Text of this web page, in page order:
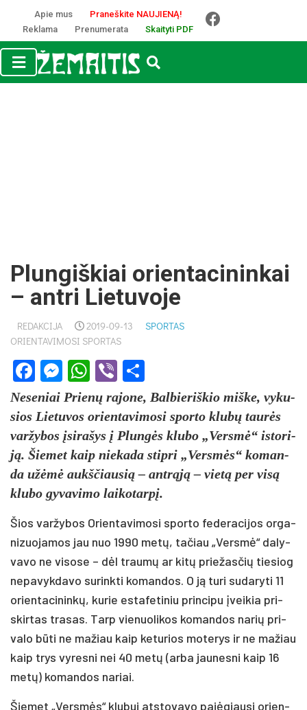
Apie mus
Praneškite NAUJIENĄ!
Reklama
Prenumerata Skaityti PDF
Plungiškiai orientacininkai
– antri Lietuvoje
REDAKCIJA 2019-09-13
SPORTAS
ORIENTAVIMOSI SPORTAS
Facebook
Messenger
WhatsApp
Viber
Ne­se­niai Prie­nų ra­jo­ne, Bal­bie­riš­kio miš­ke, vy­ku­
sios Lie­tu­vos orien­ta­vi­mo­si spor­to klu­bų tau­rės
var­žy­bos įsi­ra­šys į Plun­gės klu­bo „Vers­mė“ is­to­ri­
ją. Šie­met kaip nie­ka­da stip­ri „Vers­mės“ ko­man­
da užė­mė aukš­čiau­sią – ant­rą­ją – vie­tą per vi­są
klu­bo gy­va­vi­mo lai­ko­tar­pį.
Šios var­žy­bos Orien­ta­vi­mo­si spor­to fe­de­ra­ci­jos or­ga­
ni­zuo­ja­mos jau nuo 1990 me­tų, ta­čiau „Vers­mė“ da­ly­
va­vo ne vi­so­se – dėl trau­mų ar ki­tų prie­žas­čių tie­siog
ne­pa­vyk­da­vo su­rink­ti ko­man­dos. O ją tu­ri su­da­ry­ti 11
orien­ta­ci­nin­kų, ku­rie es­ta­fe­ti­niu prin­ci­pu įvei­kia pri­
skir­tas tra­sas. Tarp vie­nuo­li­kos ko­man­dos na­rių pri­
va­lo bū­ti ne ma­žiau kaip ke­tu­rios mo­te­rys ir ne ma­žiau
kaip trys vy­res­ni nei 40 me­tų (ar­ba jau­nes­ni kaip 16
me­tų) ko­man­dos na­riai.
Šie­met „Vers­mės“ klu­bui at­sto­va­vo pa­jė­giau­si orien­